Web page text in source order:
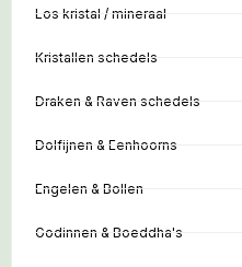
Los kristal / mineraal
Kristallen schedels
Draken & Raven schedels
Dolfijnen & Eenhoorns
Engelen & Bollen
Godinnen & Boeddha's